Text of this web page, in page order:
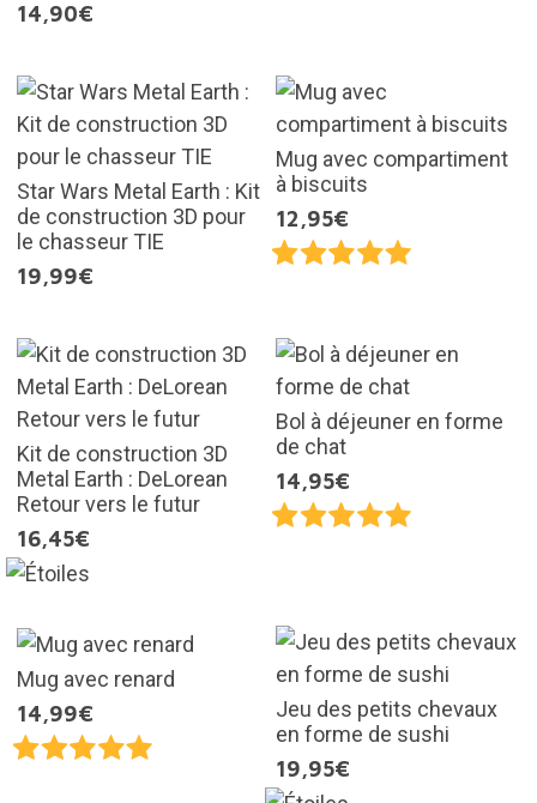
14,90€
Star Wars Metal Earth : Kit
de construction 3D pour
le chasseur TIE
19,99€
Mug avec compartiment
à biscuits
12,95€
Kit de construction 3D
Metal Earth : DeLorean
Retour vers le futur
16,45€
Bol à déjeuner en forme
de chat
14,95€
Mug avec renard
14,99€
Jeu des petits chevaux
en forme de sushi
19,95€